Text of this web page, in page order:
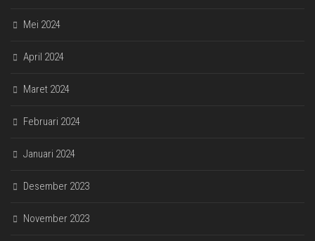
Mei 2024
April 2024
Maret 2024
Februari 2024
Januari 2024
Desember 2023
November 2023